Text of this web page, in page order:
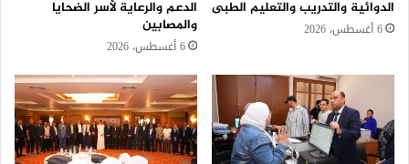
الدوائية والتدريب والتعليم الطبى
6 أغسطس، 2026
الدعم والرعاية لأسر الضحايا
والمصابين
6 أغسطس، 2026